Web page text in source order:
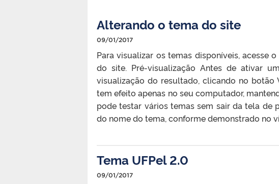
Alterando o tema do site
09/01/2017
Para visualizar os temas disponíveis, acesse
do site. Pré-visualização Antes de ativar
visualização do resultado, clicando no
tem efeito apenas no seu computador,
pode testar vários temas sem sair da tela de
do nome do tema, conforme demonstrado no
Tema UFPel 2.0
09/01/2017